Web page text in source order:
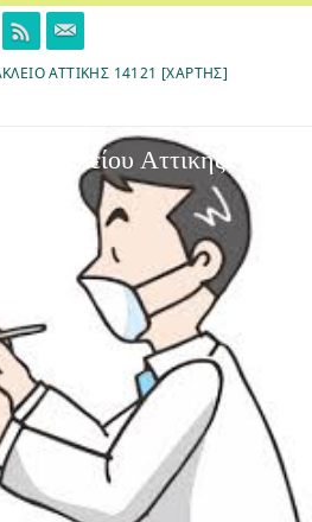
ΑΤΤΙΚΉΣ 14121 [ΧΆΡΤΗΣ]
Ηρακλείου Αττικής